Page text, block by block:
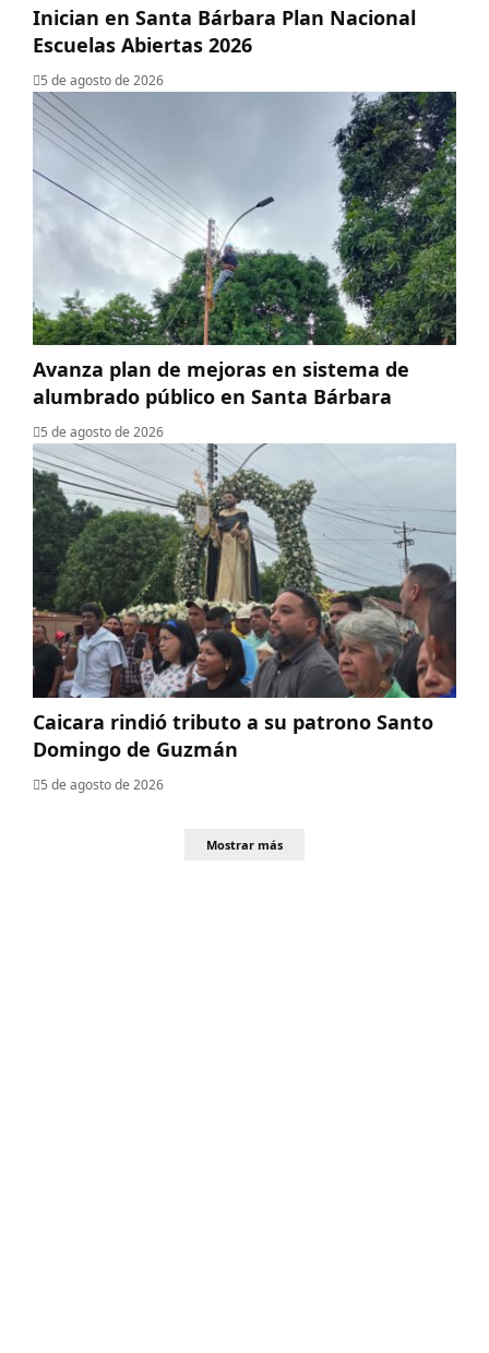
Inician en Santa Bárbara Plan Nacional
Escuelas Abiertas 2026
5 de agosto de 2026
Avanza plan de mejoras en sistema de
alumbrado público en Santa Bárbara
5 de agosto de 2026
Caicara rindió tributo a su patrono Santo
Domingo de Guzmán
5 de agosto de 2026
Mostrar más